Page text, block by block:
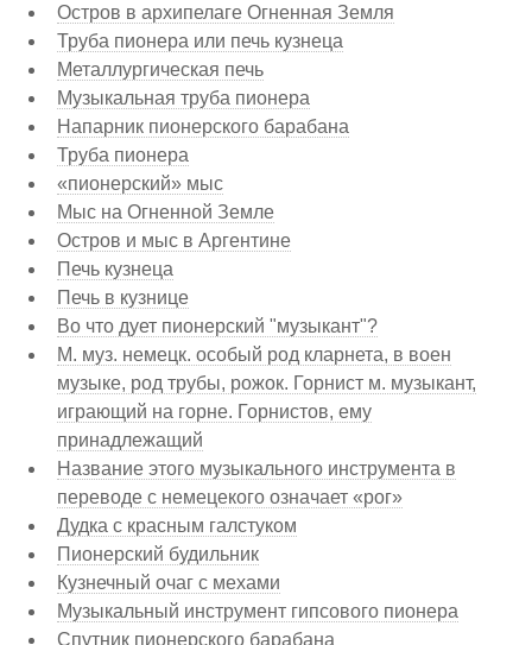
Остров в архипелаге Огненная Земля
Труба пионера или печь кузнеца
Металлургическая печь
Музыкальная труба пионера
Напарник пионерского барабана
Труба пионера
«пионерский» мыс
Мыс на Огненной Земле
Остров и мыс в Аргентине
Печь кузнеца
Печь в кузнице
Во что дует пионерский "музыкант"?
М. муз. немецк. особый род кларнета, в воен
музыке, род трубы, рожок. Горнист м. музыкант,
играющий на горне. Горнистов, ему
принадлежащий
Название этого музыкального инструмента в
переводе с немецекого означает «рог»
Дудка с красным галстуком
Пионерский будильник
Кузнечный очаг с мехами
Музыкальный инструмент гипсового пионера
Спутник пионерского барабана